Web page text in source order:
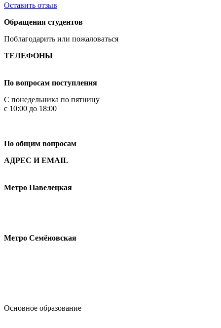
Оставить отзыв
Обращения студентов
Поблагодарить или пожаловаться
ТЕЛЕФОНЫ
По вопросам поступления
С понедельника по пятницу
с 10:00 до 18:00
По общим вопросам
АДРЕС И EMAIL
Метро Павелецкая
Метро Семёновская
Основное образование